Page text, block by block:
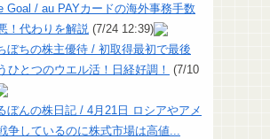
Goal / au PAYカードの海外事務手数
！代わりを解説 (7/24 12:39)
ぼちの株主優待 / 初取得最初で最後
ひとつのウエル活！日経好調！ (7/10
ぼんの株日記 / 4月21日 ロシアやアメ
争しているのに株式市場は高値...